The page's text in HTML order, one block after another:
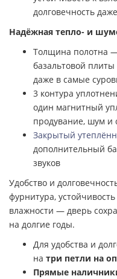
долговечность
Надёжная тепло- и
Толщина полотна
базальтовой
даже в самые
3 контура
один магнитный
продувание, шум и
Закрытый
дополнительный
звуков
Удобство и
фурнитура,
влажности — дверь
на долгие годы.
Для удобства и
на три петли на
Прямые